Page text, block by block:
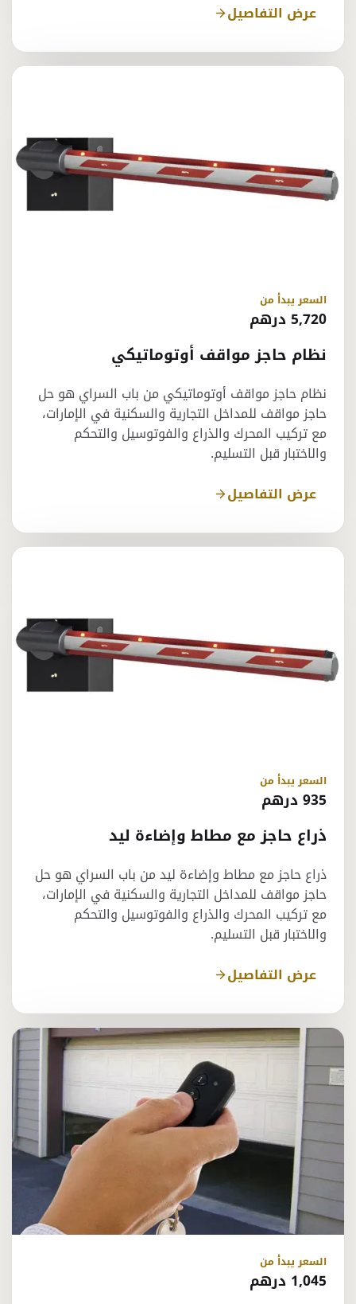
عرض التفاصيل
السعر يبدأ من
5,720 درهم
نظام حاجز مواقف أوتوماتيكي
نظام حاجز مواقف أوتوماتيكي من باب السراي هو حل
حاجز مواقف للمداخل التجارية والسكنية في الإمارات،
مع تركيب المحرك والذراع والفوتوسيل والتحكم
والاختبار قبل التسليم.
عرض التفاصيل
السعر يبدأ من
935 درهم
ذراع حاجز مع مطاط وإضاءة ليد
ذراع حاجز مع مطاط وإضاءة ليد من باب السراي هو حل
حاجز مواقف للمداخل التجارية والسكنية في الإمارات،
مع تركيب المحرك والذراع والفوتوسيل والتحكم
والاختبار قبل التسليم.
عرض التفاصيل
السعر يبدأ من
1,045 درهم